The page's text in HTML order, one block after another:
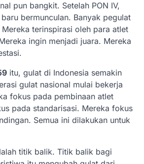
pun bangkit. Setelah PON IV,
bermunculan. Banyak pegulat
terinspirasi oleh para atlet
ingin menjadi juara. Mereka
itu, gulat di Indonesia semakin
gulat nasional mulai bekerja
fokus pada pembinaan atlet
pada standarisasi. Mereka fokus
Semua ini dilakukan untuk
titik balik. Titik balik bagi